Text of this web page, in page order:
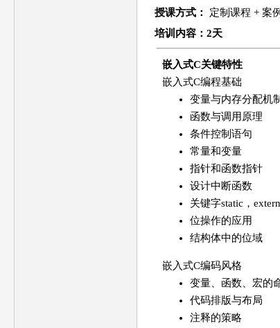
授课方式：
定制课程 + 案
培训 内容 ：2天
嵌入式C关键特性
嵌入式C编程基础
变量与内存分配机制
函数与调用原理
条件控制语句
常量和变量
指针和函数指针
设计中断函数
关键字static，
位操作的应用
结构体中的位域
嵌入式C编码风格
变量、函数、宏的
代码排版与布局
注释的策略